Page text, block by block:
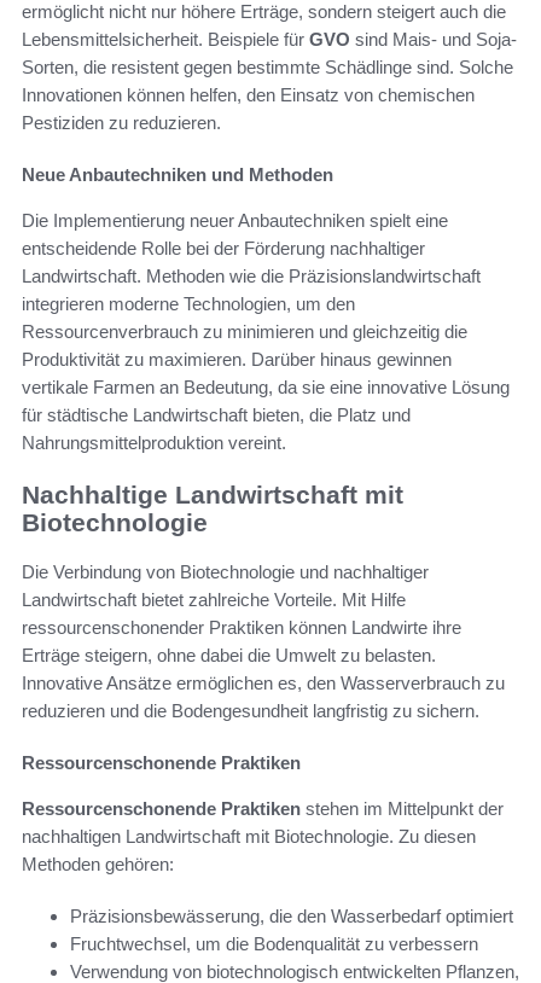
ermöglicht nicht nur höhere Erträge, sondern steigert auch die
Lebensmittelsicherheit. Beispiele für GVO sind Mais- und Soja-
Sorten, die resistent gegen bestimmte Schädlinge sind. Solche
Innovationen können helfen, den Einsatz von chemischen
Pestiziden zu reduzieren.
Neue Anbautechniken und Methoden
Die Implementierung neuer Anbautechniken spielt eine
entscheidende Rolle bei der Förderung nachhaltiger
Landwirtschaft. Methoden wie die Präzisionslandwirtschaft
integrieren moderne Technologien, um den
Ressourcenverbrauch zu minimieren und gleichzeitig die
Produktivität zu maximieren. Darüber hinaus gewinnen
vertikale Farmen an Bedeutung, da sie eine innovative Lösung
für städtische Landwirtschaft bieten, die Platz und
Nahrungsmittelproduktion vereint.
Nachhaltige Landwirtschaft mit
Biotechnologie
Die Verbindung von Biotechnologie und nachhaltiger
Landwirtschaft bietet zahlreiche Vorteile. Mit Hilfe
ressourcenschonender Praktiken können Landwirte ihre
Erträge steigern, ohne dabei die Umwelt zu belasten.
Innovative Ansätze ermöglichen es, den Wasserverbrauch zu
reduzieren und die Bodengesundheit langfristig zu sichern.
Ressourcenschonende Praktiken
Ressourcenschonende Praktiken stehen im Mittelpunkt der
nachhaltigen Landwirtschaft mit Biotechnologie. Zu diesen
Methoden gehören:
Präzisionsbewässerung, die den Wasserbedarf optimiert
Fruchtwechsel, um die Bodenqualität zu verbessern
Verwendung von biotechnologisch entwickelten Pflanzen,